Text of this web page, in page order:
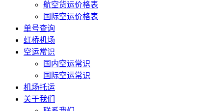
航空货运价格表
国际空运价格表
单号查询
虹桥机场
空运常识
国内空运常识
国际空运常识
机场托运
关于我们